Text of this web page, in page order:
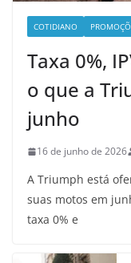
COTIDIANO
Taxa 0%,
o que a
junho
16 de junho de 2026
A Triumph está
suas motos em
taxa 0% e